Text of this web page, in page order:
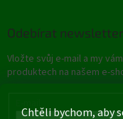
Chtěli bychom, aby
Odebírat newsletter
Vložte svůj e-mail a my
produktech na našem e-